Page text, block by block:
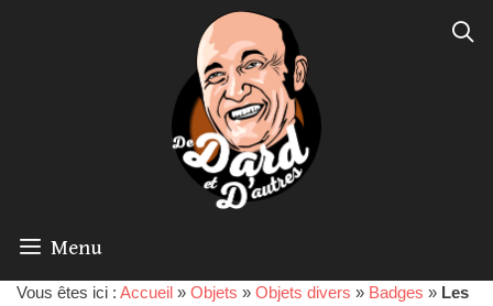
Menu
Vous êtes ici : Accueil » Objets » Objets divers » Badges » Les